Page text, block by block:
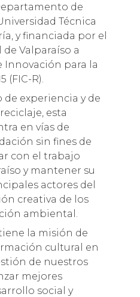
de
Técnica
y financiada por el
Valparaíso a
Innovación para la
(FIC-R).
de experiencia y de
esta
en vías de
sin fines de
con el trabajo
y mantener su
actores del
creativa de los
ambiental.
la misión de
cultural en
de nuestros
mejores
social y